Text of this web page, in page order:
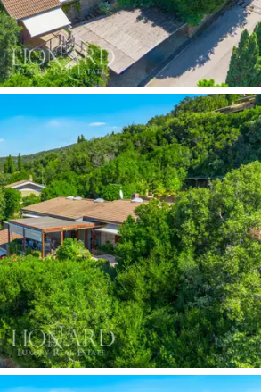
장식되어 있으며, 실내는 따뜻
사 방지 처리된 유리 목재 창틀
성을 겸비한 디자인을 강조합니
통해 최고급 마감재와 최상의
하는 현대적인 시스템을 갖춰
하게 구현되었습니다.
는넓고 통풍이 잘 되며, 자연광
. 입구는벽난로가있는 넓은 더
, 이는 가족 생활의 중심이 됩
인 테라스로 이어져 실내와 실
결됩니다. 넓고 실용적인다이닝
있습니다.침실은 각각 전용
는세 개의 더블 침실과 네 번째
할 수 있는서재로구성되어 있